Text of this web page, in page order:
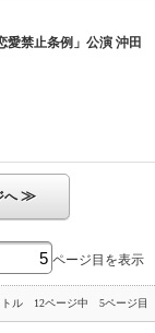
愛禁止条例」公演 沖田
へ≫
ページ目を表示
トル 12ページ中 5ページ目